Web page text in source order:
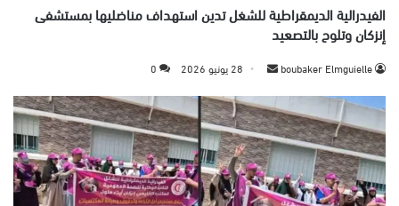
الفيدرالية الديمقراطية للشغل تدين استهداف مناضليها بمستشفى
إنزكان وتلوح بالتصعيد
boubaker Elmguielle
س
ل
ب
ر
ي
28 يونيو 2026 0